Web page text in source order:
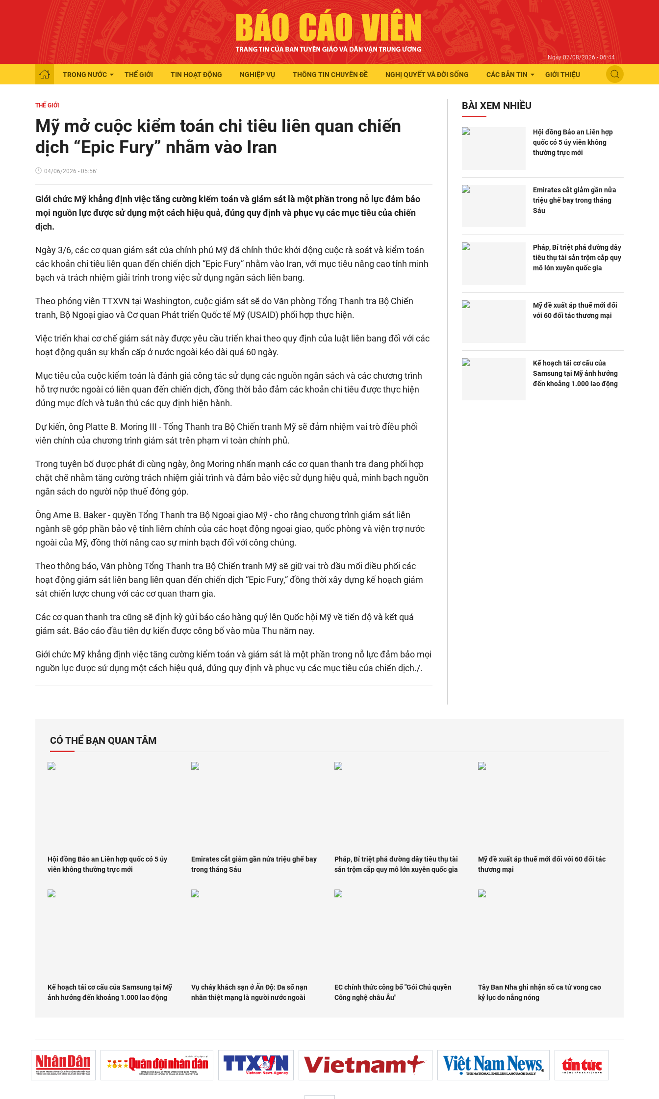
Ngày 07/08/2026 - 06:44
TRONG NƯỚC THẾ GIỚI TIN HOẠT ĐỘNG NGHIỆP VỤ THÔNG TIN CHUYÊN ĐỀ NGHỊ QUYẾT VÀ ĐỜI SỐNG CÁC BẢN TIN GIỚI THIỆU
THẾ GIỚI
Mỹ mở cuộc kiểm toán chi tiêu liên quan chiến
dịch “Epic Fury” nhằm vào Iran
04/06/2026 - 05:56'
Giới chức Mỹ khẳng định việc tăng cường kiểm toán và giám sát là một phần trong nỗ lực đảm bảo
mọi nguồn lực được sử dụng một cách hiệu quả, đúng quy định và phục vụ các mục tiêu của chiến
dịch.
Ngày 3/6, các cơ quan giám sát của chính phủ Mỹ đã chính thức khởi động cuộc rà soát và kiểm toán
các khoản chi tiêu liên quan đến chiến dịch “Epic Fury” nhằm vào Iran, với mục tiêu nâng cao tính minh
bạch và trách nhiệm giải trình trong việc sử dụng ngân sách liên bang.
Theo phóng viên TTXVN tại Washington, cuộc giám sát sẽ do Văn phòng Tổng Thanh tra Bộ Chiến
tranh, Bộ Ngoại giao và Cơ quan Phát triển Quốc tế Mỹ (USAID) phối hợp thực hiện.
Việc triển khai cơ chế giám sát này được yêu cầu triển khai theo quy định của luật liên bang đối với các
hoạt động quân sự khẩn cấp ở nước ngoài kéo dài quá 60 ngày.
Mục tiêu của cuộc kiểm toán là đánh giá công tác sử dụng các nguồn ngân sách và các chương trình
hỗ trợ nước ngoài có liên quan đến chiến dịch, đồng thời bảo đảm các khoản chi tiêu được thực hiện
đúng mục đích và tuân thủ các quy định hiện hành.
Dự kiến, ông Platte B. Moring III - Tổng Thanh tra Bộ Chiến tranh Mỹ sẽ đảm nhiệm vai trò điều phối
viên chính của chương trình giám sát trên phạm vi toàn chính phủ.
Trong tuyên bố được phát đi cùng ngày, ông Moring nhấn mạnh các cơ quan thanh tra đang phối hợp
chặt chẽ nhằm tăng cường trách nhiệm giải trình và đảm bảo việc sử dụng hiệu quả, minh bạch nguồn
ngân sách do người nộp thuế đóng góp.
Ông Arne B. Baker - quyền Tổng Thanh tra Bộ Ngoại giao Mỹ - cho rằng chương trình giám sát liên
ngành sẽ góp phần bảo vệ tính liêm chính của các hoạt động ngoại giao, quốc phòng và viện trợ nước
ngoài của Mỹ, đồng thời nâng cao sự minh bạch đối với công chúng.
Theo thông báo, Văn phòng Tổng Thanh tra Bộ Chiến tranh Mỹ sẽ giữ vai trò đầu mối điều phối các
hoạt động giám sát liên bang liên quan đến chiến dịch “Epic Fury,” đồng thời xây dựng kế hoạch giám
sát chiến lược chung với các cơ quan tham gia.
Các cơ quan thanh tra cũng sẽ định kỳ gửi báo cáo hàng quý lên Quốc hội Mỹ về tiến độ và kết quả
giám sát. Báo cáo đầu tiên dự kiến được công bố vào mùa Thu năm nay.
Giới chức Mỹ khẳng định việc tăng cường kiểm toán và giám sát là một phần trong nỗ lực đảm bảo mọi
nguồn lực được sử dụng một cách hiệu quả, đúng quy định và phục vụ các mục tiêu của chiến dịch./.
BÀI XEM NHIỀU
Hội đồng Bảo an Liên hợp
quốc có 5 ủy viên không
thường trực mới
Emirates cắt giảm gần nửa
triệu ghế bay trong tháng
Sáu
Pháp, Bỉ triệt phá đường dây
tiêu thụ tài sản trộm cắp quy
mô lớn xuyên quốc gia
Mỹ đề xuất áp thuế mới đối
với 60 đối tác thương mại
Kế hoạch tái cơ cấu của
Samsung tại Mỹ ảnh hưởng
đến khoảng 1.000 lao động
CÓ THỂ BẠN QUAN TÂM
Hội đồng Bảo an Liên hợp quốc có 5 ủy
viên không thường trực mới
Emirates cắt giảm gần nửa triệu ghế bay
trong tháng Sáu
Pháp, Bỉ triệt phá đường dây tiêu thụ tài
sản trộm cắp quy mô lớn xuyên quốc gia
Mỹ đề xuất áp thuế mới đối với 60 đối tác
thương mại
Kế hoạch tái cơ cấu của Samsung tại Mỹ
ảnh hưởng đến khoảng 1.000 lao động
Vụ cháy khách sạn ở Ấn Độ: Đa số nạn
nhân thiệt mạng là người nước ngoài
EC chính thức công bố "Gói Chủ quyền
Công nghệ châu Âu"
Tây Ban Nha ghi nhận số ca tử vong cao
kỷ lục do nắng nóng